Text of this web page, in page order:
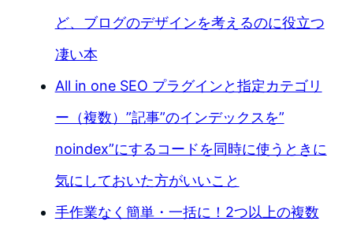
ど、ブログのデザインを考えるのに役立つ
凄い本
All in one SEO プラグインと指定カテゴリ
ー（複数）”記事”のインデックスを”
noindex”にするコードを同時に使うときに
気にしておいた方がいいこと
手作業なく簡単・一括に！2つ以上の複数